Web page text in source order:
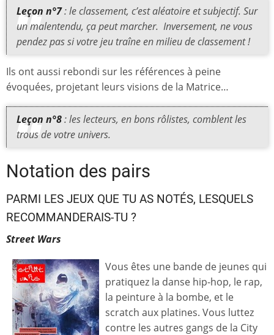
Leçon n°7: le classement, c’est aléatoire et subjectif. Sur
un malentendu, ça peut marcher. Inversement, ne vous
pendez pas si votre jeu traîne en milieu de classement !
Ils ont aussi rebondi sur les références à peine
évoquées, projetant leurs visions de la Matrice…
Leçon n°8: les lecteurs, en bons rôlistes, comblent les
trous de votre univers.
Notation des pairs
PARMI LES JEUX QUE TU AS NOTÉS, LESQUELS
RECOMMANDERAIS-TU ?
Street Wars
Vous êtes une bande de jeunes qui
pratiquez la danse hip-hop, le rap,
la peinture à la bombe, et le
scratch aux platines. Vous luttez
contre les autres gangs de la City